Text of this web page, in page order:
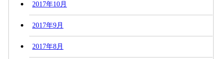
2017年10月
2017年9月
2017年8月